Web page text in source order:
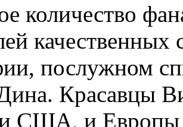
количество
качественных
послужном
Красавцы
США, и Европы